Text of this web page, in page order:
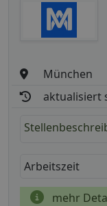
München
aktualisiert
Arbeitszeit
mehr